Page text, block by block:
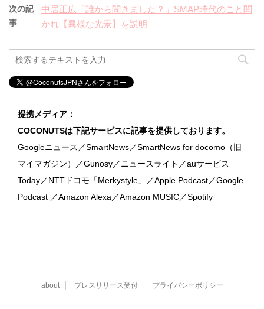
次の記
事
中居正広「誰から聞きました？」SMAP時代のこと聞
かれ【異様な光景】を説明
提携メディア：
COCONUTSは下記サービスに記事を提供しております。
Googleニュース／SmartNews／SmartNews for docomo（旧
マイマガジン）／Gunosy／ニュースライト／auサービス
Today／NTTドコモ「Merkystyle」／Apple Podcast／Google
Podcast ／Amazon Alexa／Amazon MUSIC／Spotify
about プレスリリース受付 プライバシーポリシー